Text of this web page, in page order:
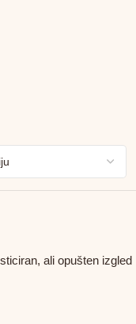
ali opušten izgled